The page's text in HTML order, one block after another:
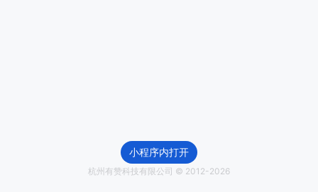
小程序内打开
杭州有赞科技有限公司 © 2012-2026